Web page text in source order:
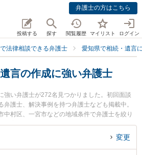
弁護士の方はこちら
投稿する 探す 閲覧履歴 マイリスト ログイン
法律相談できる弁護士 愛知県で相続・遺言
言の作成に強い弁護士
強い弁護士が272名見つかりました。初回面談
護士、解決事例を持つ弁護士なども掲載中。
中村区、一宮市などの地域条件で弁護士を絞り
る家族間の相続トラブルや認知症の相続、遺産
み検索もでき便利です。特に名古屋H＆Y法律事
変更